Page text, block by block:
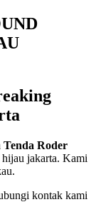
Tenda Roder
hijau jakarta. Kami
kontak kami